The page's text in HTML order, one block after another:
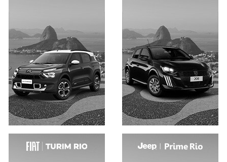
Saiba mais Saiba mais